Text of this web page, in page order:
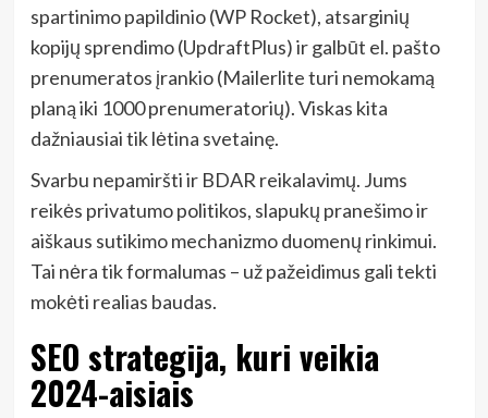
spartinimo papildinio (WP Rocket), atsarginių
kopijų sprendimo (UpdraftPlus) ir galbūt el. pašto
prenumeratos įrankio (Mailerlite turi nemokamą
planą iki 1000 prenumeratorių). Viskas kita
dažniausiai tik lėtina svetainę.
Svarbu nepamiršti ir BDAR reikalavimų. Jums
reikės privatumo politikos, slapukų pranešimo ir
aiškaus sutikimo mechanizmo duomenų rinkimui.
Tai nėra tik formalumas – už pažeidimus gali tekti
mokėti realias baudas.
SEO strategija, kuri veikia
2024-aisiais